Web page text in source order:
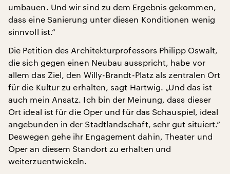
umbauen. Und wir sind zu dem Ergebnis gekommen,
dass eine Sanierung unter diesen Konditionen wenig
sinnvoll ist.“
Die Petition des Architekturprofessors Philipp Oswalt,
die sich gegen einen Neubau ausspricht, habe vor
allem das Ziel, den Willy-Brandt-Platz als zentralen Ort
für die Kultur zu erhalten, sagt Hartwig. „Und das ist
auch mein Ansatz. Ich bin der Meinung, dass dieser
Ort ideal ist für die Oper und für das Schauspiel, ideal
angebunden in der Stadtlandschaft, sehr gut situiert.“
Deswegen gehe ihr Engagement dahin, Theater und
Oper an diesem Standort zu erhalten und
weiterzuentwickeln.